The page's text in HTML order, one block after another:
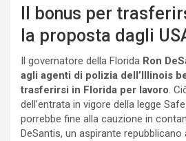
Il bonus per
la proposta dagli
Il governatore della Florida Ron
agli agenti di polizia dell’Illinois
trasferirsi in Florida per lavoro.
dell’entrata in vigore della legge
porrebbe fine alla cauzione in
DeSantis, un aspirante